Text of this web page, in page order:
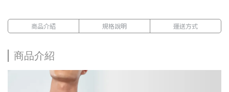
商品介紹 規格說明 運送方式
商品介紹